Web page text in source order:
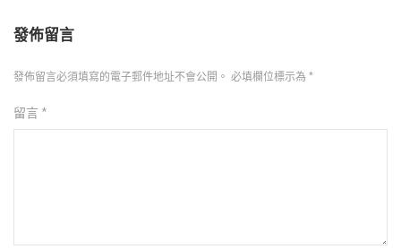
發佈留言
發佈留言必須填寫的電子郵件地址不會公開。 必填欄位標示為 *
留言 *